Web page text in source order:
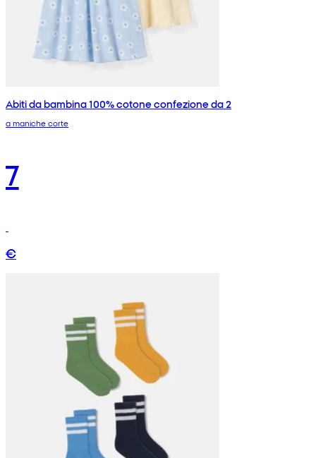
Abiti da bambina 100% cotone confezione da 2
a maniche corte
7
€